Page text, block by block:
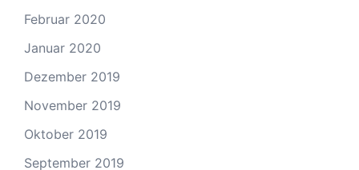
Februar 2020
Januar 2020
Dezember 2019
November 2019
Oktober 2019
September 2019